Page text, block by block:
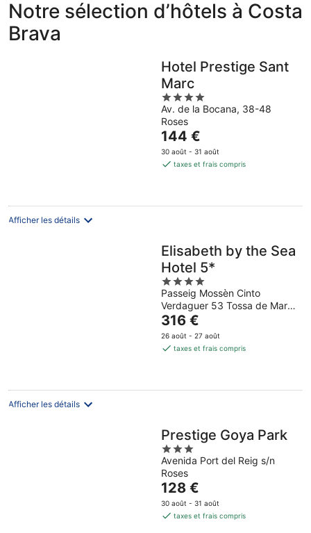
Costa
Brava
pour
cette
Costa
Brava
soir,
août
août
Costa
Brava
week-
end,
-
Notre sélection d’hôtels à Costa
Brava
Hotel Prestige Sant
Marc
4
out
of
5
Av. de la Bocana, 38-48
Roses
Le
prix
est
par
144 €
30 août - 31 août
taxes et frais compris
Afficher les détails
Elisabeth by the Sea
Hotel 5*
4
out
of
5
Passeig Mossèn Cinto
Verdaguer 53 Tossa de Mar
Girona
Le
prix
est
par
316 €
26 août - 27 août
taxes et frais compris
Afficher les détails
Prestige Goya Park
3
out
of
5
Avenida Port del Reig s/n
Roses
Le
prix
est
128 €
30 août - 31 août
taxes et frais compris